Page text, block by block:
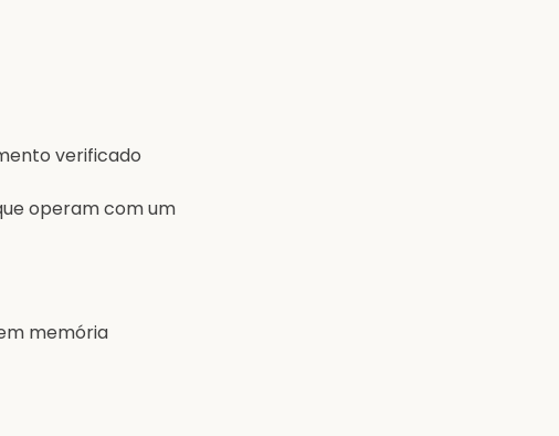
verificado
operam com um
memória